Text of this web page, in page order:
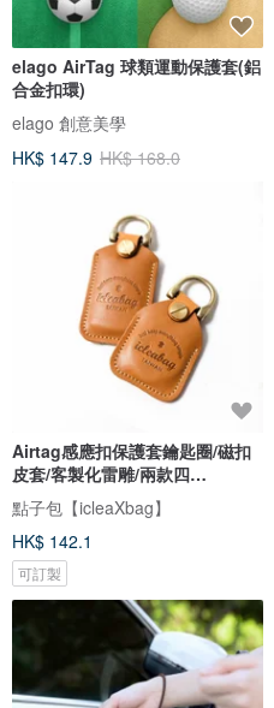
elago AirTag 球類運動保護套(鋁
合金扣環)
elago 創意美學
HK$ 147.9 HK$ 168.0
Airtag感應扣保護套鑰匙圈/磁扣
皮套/客製化雷雕/兩款四
色/DG125
點子包【icleaXbag】
HK$ 142.1
可訂製